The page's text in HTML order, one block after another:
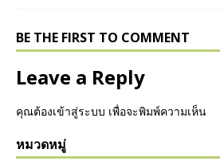
BE THE FIRST TO COMMENT
Leave a Reply
คุณต้องเข้าสู่ระบบ เพื่อจะพิมพ์ความเห็น
หมวดหมู่